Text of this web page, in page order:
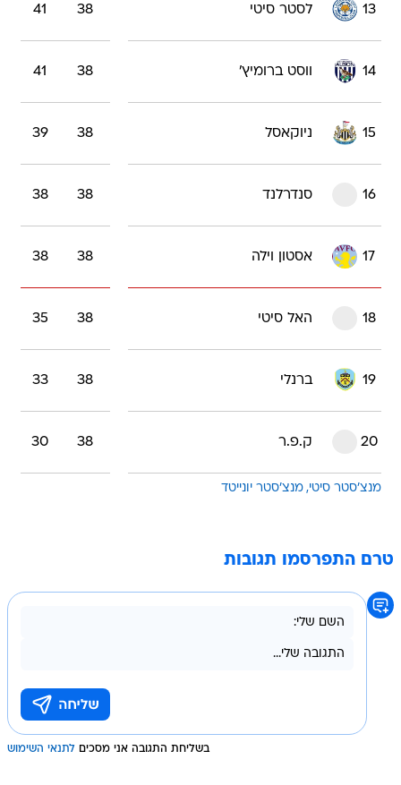
13 לסטר סיטי 38
41
14 ווסט ברומיץ' 38
41
15 ניוקאסל 38
39
16 סנדרלנד 38
38
17 אסטון וילה 38
38
18 האל סיטי 38
35
19 ברנלי 38
33
20 ק.פ.ר 38
30
מנצ'סטר סיטי מנצ'סטר יונייטד
טרם התפרסמו תגובות
בשליחת התגובה אני מסכים לתנאי השימוש